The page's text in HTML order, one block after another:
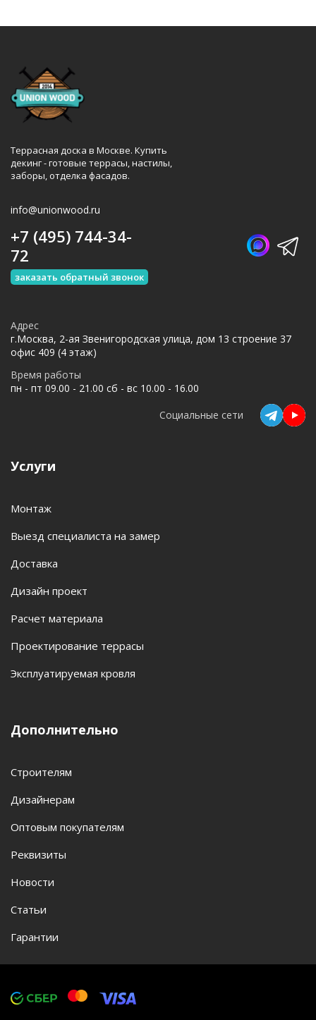
Террасная доска в Москве. Купить
декинг - готовые террасы, настилы,
заборы, отделка фасадов.
info@unionwood.ru
Услуги
Монтаж
Выезд специалиста на замер
Доставка
Дизайн проект
Расчет материала
Проектирование террасы
Эксплуатируемая кровля
Дополнительно
Строителям
Дизайнерам
Оптовым покупателям
Реквизиты
Новости
Статьи
Гарантии
+7 (495) 744-34-
72
заказать обратный звонок
Адрес
г.Москва, 2-ая Звенигородская улица, дом 13 строение 37
офис 409 (4 этаж)
Время работы
пн - пт 09.00 - 21.00 сб - вс 10.00 - 16.00
Социальные сети